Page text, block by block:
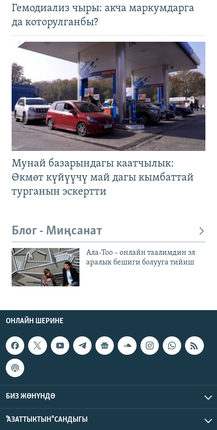
Гемодиализ чыры: акча маркумдарга
да которулганбы?
Мунай базарындагы каатчылык:
Өкмөт күйүүчү май дагы кымбаттай
турганын эскертти
Блог - Миңсанат
Ала-Тоо – онлайн таалимдин эл
аралык бешиги болууга тийиш
ОНЛАЙН ШЕРИНЕ
БИЗ ЖӨНҮНДӨ
"АЗАТТЫКТЫН" САНДЫГЫ